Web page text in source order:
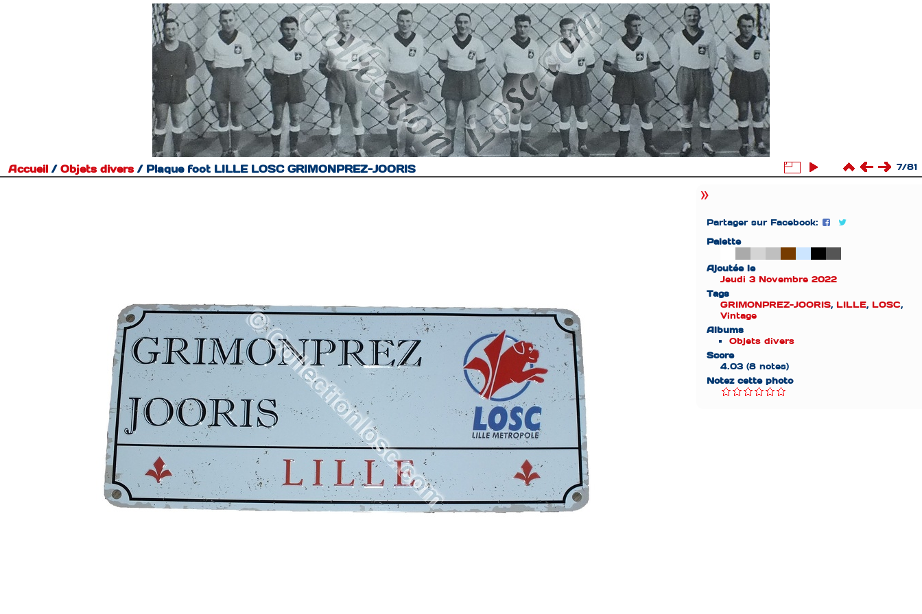
Accueil / Objets divers/ Plaque foot LILLE LOSC GRIMONPREZ-JOORIS 7/81
Partager sur Facebook:
Palette
Ajoutée le
Jeudi 3 Novembre 2022
Tags
GRIMONPREZ-JOORIS, LILLE, LOSC,
Vintage
Albums
Objets divers
Score
4.03 (8 notes)
Notez cette photo